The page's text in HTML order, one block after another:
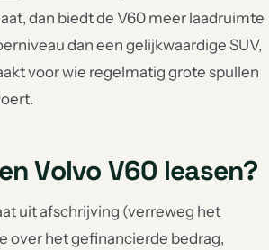
dan biedt de V60 meer laadruimte
dan een gelijkwaardige SUV,
voor wie regelmatig grote spullen
Volvo V60 leasen?
uit afschrijving (verreweg het
over het gefinancierde bedrag,